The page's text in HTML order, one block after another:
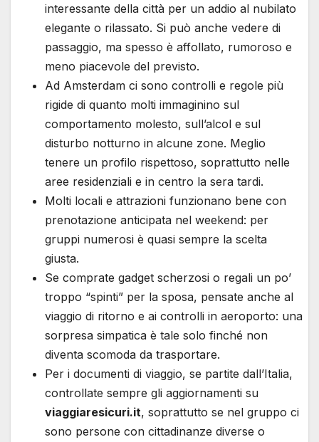
interessante della città per un addio al nubilato
elegante o rilassato. Si può anche vedere di
passaggio, ma spesso è affollato, rumoroso e
meno piacevole del previsto.
Ad Amsterdam ci sono controlli e regole più
rigide di quanto molti immaginino sul
comportamento molesto, sull’alcol e sul
disturbo notturno in alcune zone. Meglio
tenere un profilo rispettoso, soprattutto nelle
aree residenziali e in centro la sera tardi.
Molti locali e attrazioni funzionano bene con
prenotazione anticipata nel weekend: per
gruppi numerosi è quasi sempre la scelta
giusta.
Se comprate gadget scherzosi o regali un po’
troppo “spinti” per la sposa, pensate anche al
viaggio di ritorno e ai controlli in aeroporto: una
sorpresa simpatica è tale solo finché non
diventa scomoda da trasportare.
Per i documenti di viaggio, se partite dall’Italia,
controllate sempre gli aggiornamenti su
viaggiaresicuri.it, soprattutto se nel gruppo ci
sono persone con cittadinanze diverse o